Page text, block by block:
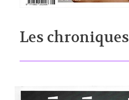
Les chroniques